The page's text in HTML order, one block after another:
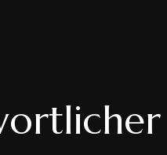
Blog Grid Style